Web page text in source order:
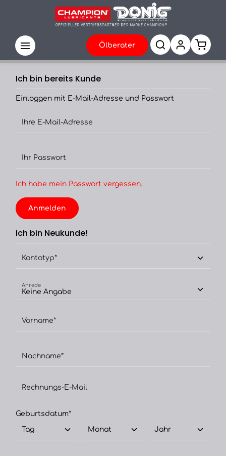
Ölberater
Ich bin bereits Kunde
Einloggen mit E-Mail-Adresse und Passwort
Ihre E-Mail-Adresse
Ihr Passwort
Ich habe mein Passwort vergessen.
Anmelden
Ich bin Neukunde!
Kontotyp*
Anrede
Vorname*
Nachname*
Rechnungs-E-Mail
Geburtsdatum*